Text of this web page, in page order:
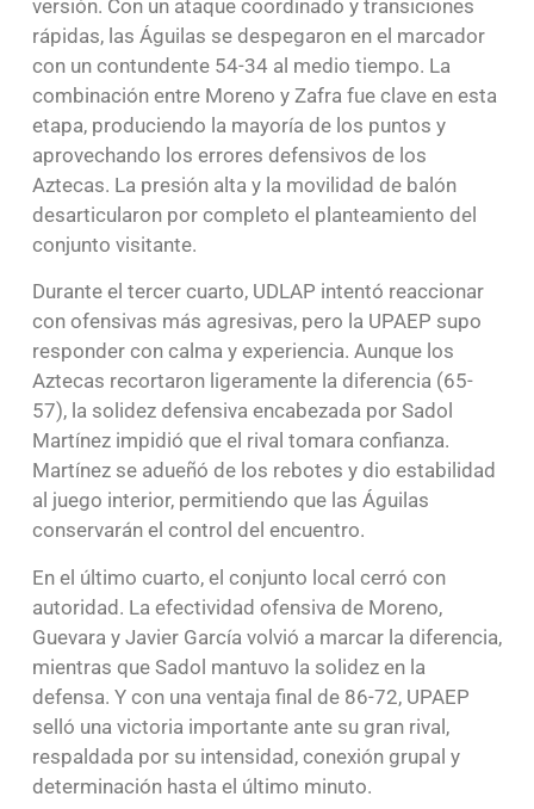
versión. Con un ataque coordinado y transiciones
rápidas, las Águilas se despegaron en el marcador
con un contundente 54-34 al medio tiempo. La
combinación entre Moreno y Zafra fue clave en esta
etapa, produciendo la mayoría de los puntos y
aprovechando los errores defensivos de los
Aztecas. La presión alta y la movilidad de balón
desarticularon por completo el planteamiento del
conjunto visitante.
Durante el tercer cuarto, UDLAP intentó reaccionar
con ofensivas más agresivas, pero la UPAEP supo
responder con calma y experiencia. Aunque los
Aztecas recortaron ligeramente la diferencia (65-
57), la solidez defensiva encabezada por Sadol
Martínez impidió que el rival tomara confianza.
Martínez se adueñó de los rebotes y dio estabilidad
al juego interior, permitiendo que las Águilas
conservarán el control del encuentro.
En el último cuarto, el conjunto local cerró con
autoridad. La efectividad ofensiva de Moreno,
Guevara y Javier García volvió a marcar la diferencia,
mientras que Sadol mantuvo la solidez en la
defensa. Y con una ventaja final de 86-72, UPAEP
selló una victoria importante ante su gran rival,
respaldada por su intensidad, conexión grupal y
determinación hasta el último minuto.